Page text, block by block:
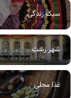
سبک زندگی
شهر رشت
غذا محلی